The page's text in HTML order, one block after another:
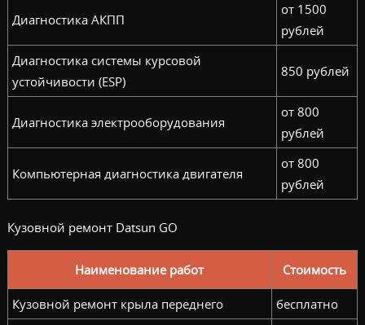
Диагностика АКПП
от 1500
рублей
Диагностика системы курсовой
устойчивости (ESP)
850 рублей
Диагностика электрооборудования
от 800
рублей
Компьютерная диагностика двигателя
от 800
рублей
Кузовной ремонт Datsun GO
Наименование работ Стоимость
Кузовной ремонт крыла переднего
бесплатно